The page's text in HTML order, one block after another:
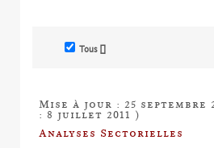
Tous []
Mise à jour : 25
: 8 juillet 2011 )
Analyses Sectorielles